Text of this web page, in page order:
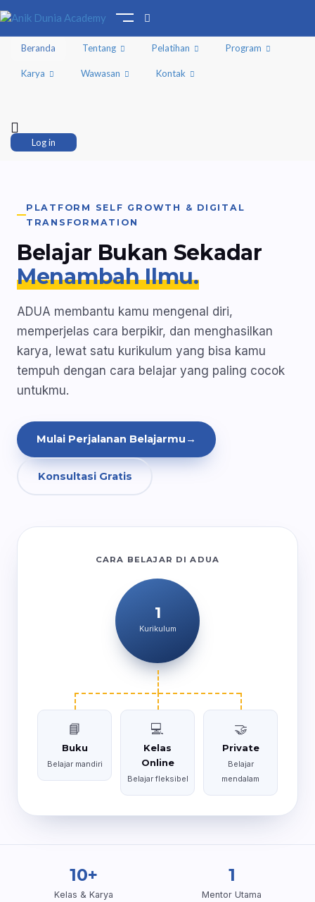
Beranda Tentang Pelatihan Program
Karya Wawasan Kontak
Log in
PLATFORM SELF GROWTH & DIGITAL
TRANSFORMATION
Belajar Bukan Sekadar
Menambah Ilmu.
ADUA membantu kamu mengenal diri,
memperjelas cara berpikir, dan menghasilkan
karya, lewat satu kurikulum yang bisa kamu
tempuh dengan cara belajar yang paling cocok
untukmu.
Mulai Perjalanan Belajarmu →
Konsultasi Gratis
CARA BELAJAR DI ADUA
1
Kurikulum
📘
Buku
Belajar mandiri
💻
Kelas
Online
Belajar fleksibel
🤝
Private
Belajar
mendalam
10+
Kelas & Karya
1
Mentor Utama